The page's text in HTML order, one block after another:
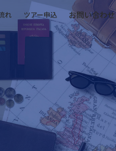
れ ツアー申込 お問い合わせ